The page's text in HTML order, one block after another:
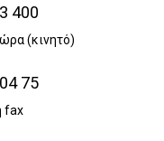
400
(κινητό)
75
fax